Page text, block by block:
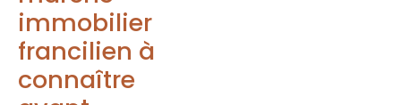
immobilier
francilien à
connaître